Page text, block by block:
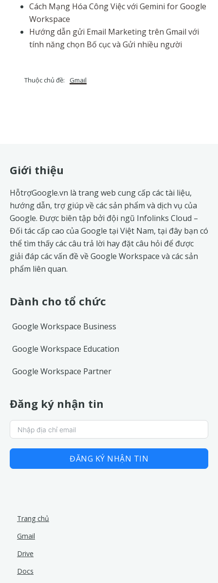
Cách Mạng Hóa Công Việc với Gemini for Google
Workspace
Hướng dẫn gửi Email Marketing trên Gmail với
tính năng chọn Bố cục và Gửi nhiều người
Thuộc chủ đề: Gmail
Footer
Giới thiệu
HỗtrợGoogle.vn là trang web cung cấp các tài liệu,
hướng dẫn, trợ giúp về các sản phẩm và dịch vụ của
Google. Được biên tập bởi đội ngũ Infolinks Cloud –
Đối tác cấp cao của Google tại Việt Nam, tại đây bạn có
thể tìm thấy các câu trả lời hay đặt câu hỏi để được
giải đáp các vấn đề vềGoogle Workspace và các sản
phẩm liên quan.
Dành cho tổ chức
Google Workspace Business
Google Workspace Education
Google Workspace Partner
Đăng ký nhận tin
ĐĂNG KÝ NHẬN TIN
Trang chủ
Gmail
Drive
Docs